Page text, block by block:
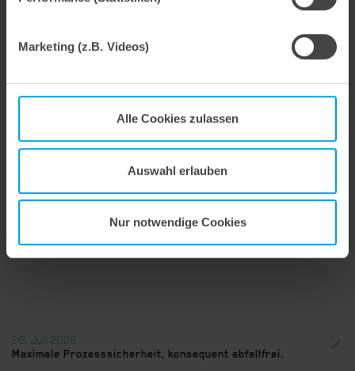
Marketing (z.B. Videos)
Alle Cookies zulassen
Auswahl erlauben
Nur notwendige Cookies
maximaler Performance. Vielen Dank an alle unsere
Weitere interessante Neuigkeiten
29. Juli 2026
28. Juli 2026
Maximale Prozesssicherheit, konsequent abfallfrei.